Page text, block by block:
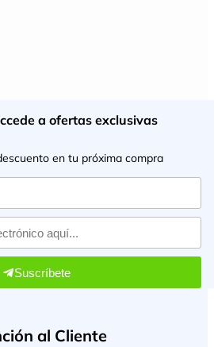
a ofertas exclusivas
en tu próxima compra
Suscríbete
al Cliente